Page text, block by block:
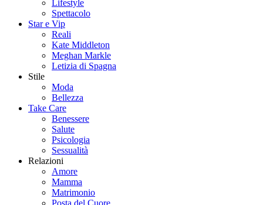
Lifestyle
Spettacolo
Star e Vip
Reali
Kate Middleton
Meghan Markle
Letizia di Spagna
Stile
Moda
Bellezza
Take Care
Benessere
Salute
Psicologia
Sessualità
Relazioni
Amore
Mamma
Matrimonio
Posta del Cuore